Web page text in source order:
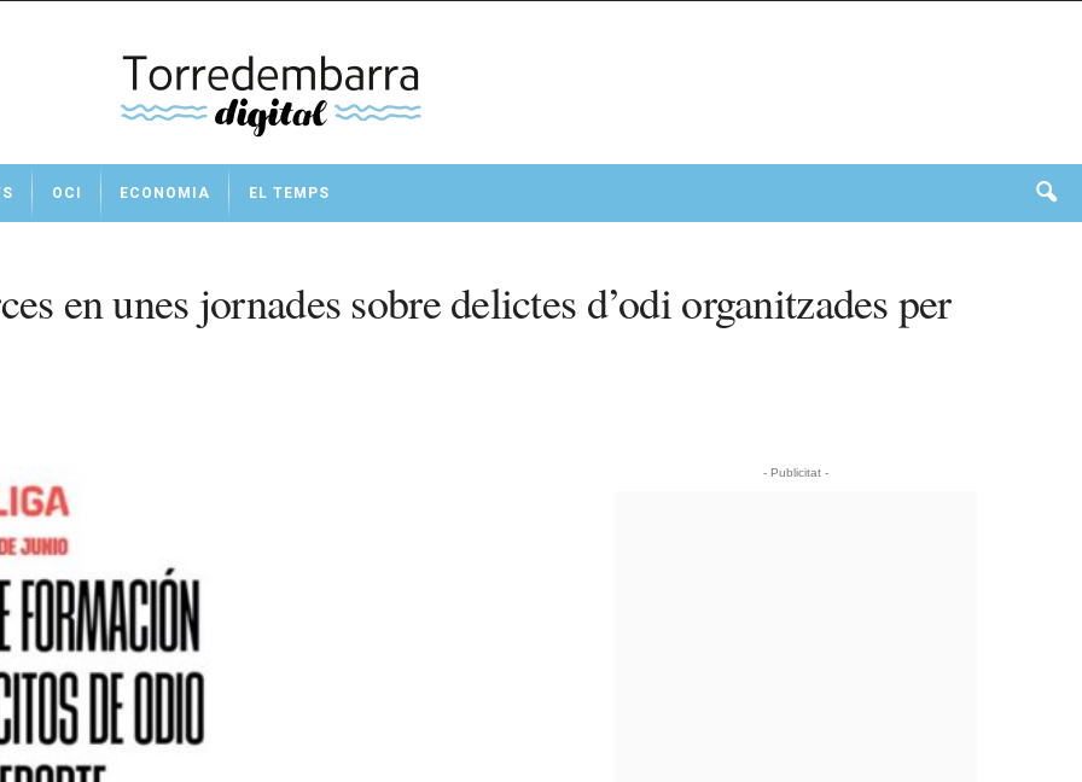
OCI ECONOMIA EL TEMPS
en unes jornades sobre delictes d’odi organitzades per
- Publicitat -